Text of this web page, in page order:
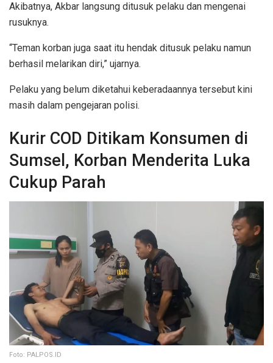
Akibatnya, Akbar langsung ditusuk pelaku dan mengenai
rusuknya.
“Teman korban juga saat itu hendak ditusuk pelaku namun
berhasil melarikan diri,” ujarnya.
Pelaku yang belum diketahui keberadaannya tersebut kini
masih dalam pengejaran polisi.
Kurir COD Ditikam Konsumen di
Sumsel, Korban Menderita Luka
Cukup Parah
Foto: PALPOS.ID